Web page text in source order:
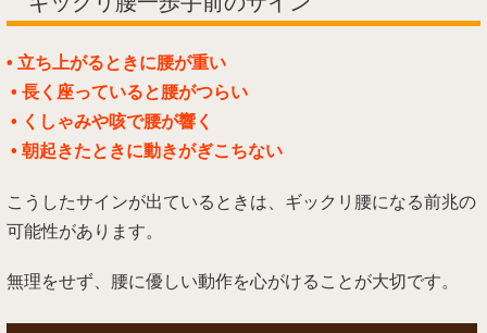
• 立ち上がるときに腰が重い
• 長く座っていると腰がつらい
• くしゃみや咳で腰が響く
• 朝起きたときに動きがぎこちない
こうしたサインが出ているときは、ギックリ腰になる前兆の
可能性があります。
無理をせず、腰に優しい動作を心がけることが大切です。